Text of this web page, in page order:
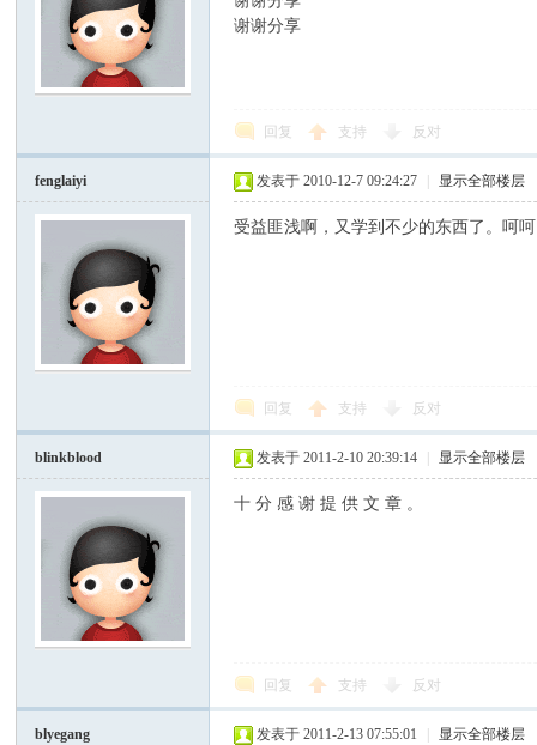
谢谢分享
回复 支持 反对
fenglaiyi 发表于 2010-12-7 09:24:27 显示全部楼层
受益匪浅啊，又学到不少的东西了。呵呵
回复 支持 反对
blinkblood 发表于 2011-2-10 20:39:14 显示全部楼层
十 分 感 谢 提 供 文 章 。
回复 支持 反对
blyegang 发表于 2011-2-13 07:55:01 显示全部楼层